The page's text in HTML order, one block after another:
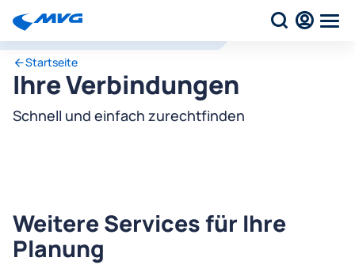
Startseite
Ihre Verbindungen
Schnell und einfach zurechtfinden
Weitere Services für Ihre
Planung